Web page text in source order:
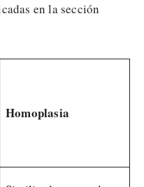
en la sección
Homoplasia